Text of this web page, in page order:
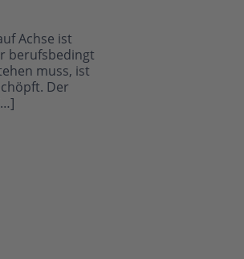
Achse ist
berufsbedingt
muss, ist
Der